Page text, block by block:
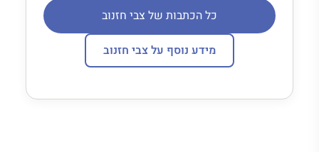
כל הכתבות של צבי חזנוב
מידע נוסף על צבי חזנוב